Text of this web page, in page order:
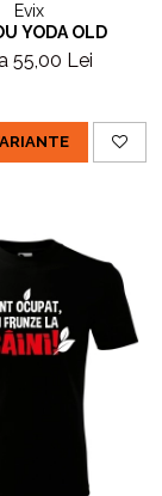
Evix
YODA OLD
55,00 Lei